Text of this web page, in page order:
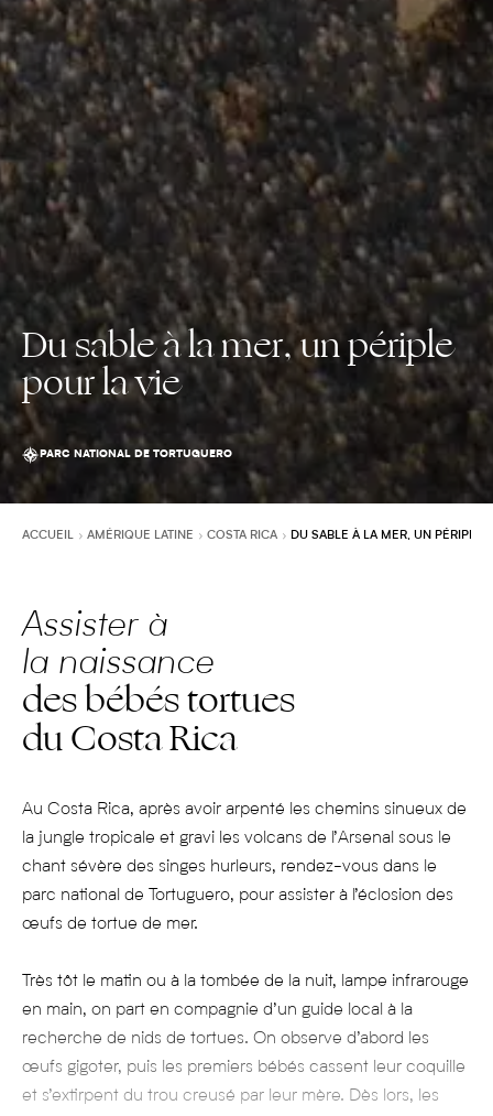
Du sable à la mer, un périple
pour la vie
PARC NATIONAL DE TORTUGUERO
ACCUEIL AMÉRIQUE LATINE COSTA RICA DU SABLE À LA MER, UN PÉRIPLE
Assister à
la naissance
des bébés tortues
du Costa Rica
Au Costa Rica, après avoir arpenté les chemins sinueux de
la jungle tropicale et gravi les volcans de l’Arsenal sous le
chant sévère des singes hurleurs, rendez-vous dans le
parc national de Tortuguero, pour assister à l’éclosion des
œufs de tortue de mer.
Très tôt le matin ou à la tombée de la nuit, lampe infrarouge
en main, on part en compagnie d’un guide local à la
recherche de nids de tortues. On observe d’abord les
œufs gigoter, puis les premiers bébés cassent leur coquille
et s’extirpent du trou creusé par leur mère. Dès lors, les